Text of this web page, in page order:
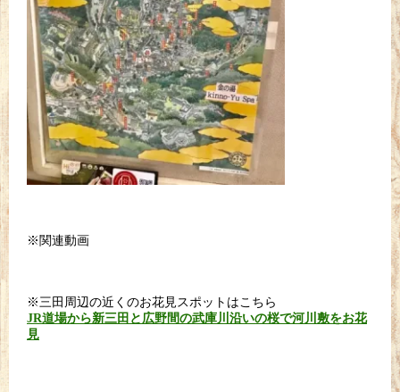
※関連動画
※三田周辺の近くのお花見スポットはこちら
JR道場から新三田と広野間の武庫川沿いの桜で河川敷をお花
見